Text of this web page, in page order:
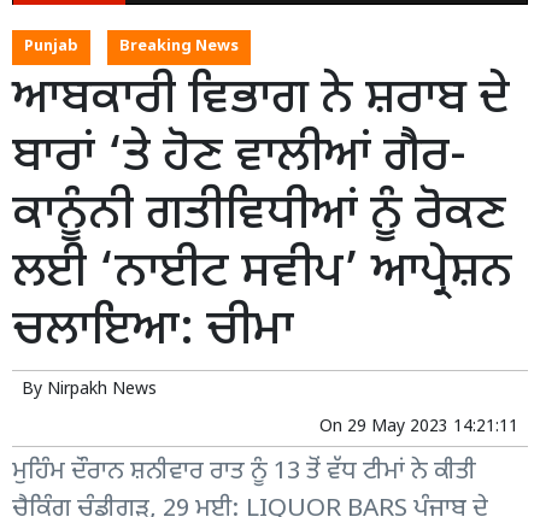
Punjab Breaking News
ਆਬਕਾਰੀ ਵਿਭਾਗ ਨੇ ਸ਼ਰਾਬ ਦੇ
ਬਾਰਾਂ ‘ਤੇ ਹੋਣ ਵਾਲੀਆਂ ਗੈਰ-
ਕਾਨੂੰਨੀ ਗਤੀਵਿਧੀਆਂ ਨੂੰ ਰੋਕਣ
ਲਈ ‘ਨਾਈਟ ਸਵੀਪ’ ਆਪ੍ਰੇਸ਼ਨ
ਚਲਾਇਆ: ਚੀਮਾ
By Nirpakh News
On 29 May 2023 14:21:11
ਮੁਹਿੰਮ ਦੌਰਾਨ ਸ਼ਨੀਵਾਰ ਰਾਤ ਨੂੰ 13 ਤੋਂ ਵੱਧ ਟੀਮਾਂ ਨੇ ਕੀਤੀ
ਚੈਕਿੰਗ ਚੰਡੀਗੜ੍ਹ, 29 ਮਈ: LIQUOR BARS ਪੰਜਾਬ ਦੇ